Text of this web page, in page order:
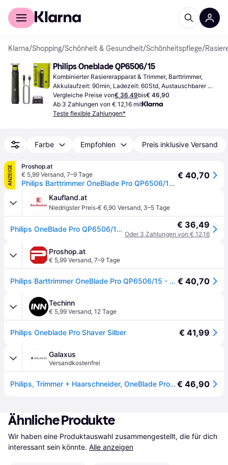
Für Shopper
Klarna/Shopping/Schönheit & Gesundheit/Schönheitspflege/
Philips Oneblade QP6506/15
Kombinierter Rasiererapparat & Trimmer, Barttrimmer,
Akkulaufzeit: 90min, Ladezeit: 60Std, Austauschbarer
Kopf, Ladeanzeige
Vergleiche Preise von€ 36,49bis€ 46,90
Ab 3 Zahlungen von € 12,16 mit
Teste flexible Zahlungen*
Farbe Empfohlen Preis inklusive Versand
ANZEIGE
Proshop.at
€ 5,99 Versand, 7–9 Tage
Philips Barttrimmer OneBlade Pro QP6506/15 - black
€ 40,70
Kaufland.at
Niedrigster Preis·€ 6,90 Versand, 3–5 Tage
Philips OneBlade Pro QP6506/15 Face, Folienschaber, Schwarz, Limette, Akku, 90 min, 1 h, 100-240 V € 36,49
Oder 3 Zahlungen von € 12,16
Proshop.at
€ 5,99 Versand, 7–9 Tage
Philips Barttrimmer OneBlade Pro QP6506/15 - black € 40,70
Techinn
€ 5,99 Versand, 12 Tage
Philips Oneblade Pro Shaver Silber € 41,99
Galaxus
Versandkostenfrei
Philips, Trimmer + Haarschneider, OneBlade Pro 360 Face€ 46,90
Ähnliche Produkte
Wir haben eine Produktauswahl zusammengestellt, die für dich
interessant sein könnte. Alle anzeigen